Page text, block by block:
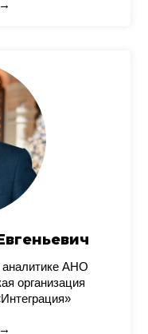
аналитике АНО
организация